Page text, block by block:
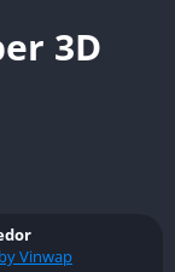
3D
Vinwap